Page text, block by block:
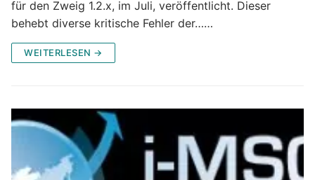
für den Zweig 1.2.x, im Juli, veröffentlicht. Dieser
behebt diverse kritische Fehler der……
WEITERLESEN →